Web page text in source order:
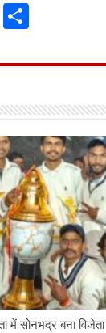
E
ar
में सोनभद्र बना विजेता